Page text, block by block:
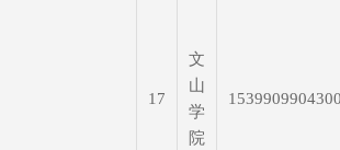
17
文
山
学
院